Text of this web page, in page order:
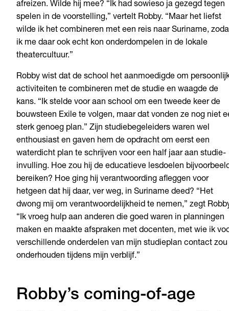
afreizen. Wilde hij mee? “Ik had sowieso ja gezegd tegen
spelen in de voorstelling,” vertelt Robby. “Maar het liefst
wilde ik het combineren met een reis naar Suriname,
ik me daar ook echt kon onderdompelen in de lokale
theatercultuur.”
Robby wist dat de school het aanmoedigde om
activiteiten te combineren met de studie en waagde de
kans. “Ik stelde voor aan school om een tweede keer de
bouwsteen Exile te volgen, maar dat vonden ze nog niet
sterk genoeg plan.” Zijn studiebegeleiders waren wel
enthousiast en gaven hem de opdracht om eerst een
waterdicht plan te schrijven voor een half jaar aan studie-
invulling. Hoe zou hij de educatieve lesdoelen
bereiken? Hoe ging hij verantwoording afleggen voor
hetgeen dat hij daar, ver weg, in Suriname deed? “Het
dwong mij om verantwoordelijkheid te nemen,” zegt
“Ik vroeg hulp aan anderen die goed waren in planningen
maken en maakte afspraken met docenten, met wie ik
verschillende onderdelen van mijn studieplan contact zou
onderhouden tijdens mijn verblijf.”
Robby’s coming-of-age